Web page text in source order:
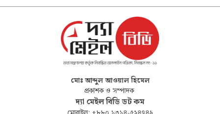
মোঃ আব্দুল আওয়াল হিমেল
প্রকাশক ও সম্পাদক
দ্যা মেইল বিডি ডট কম